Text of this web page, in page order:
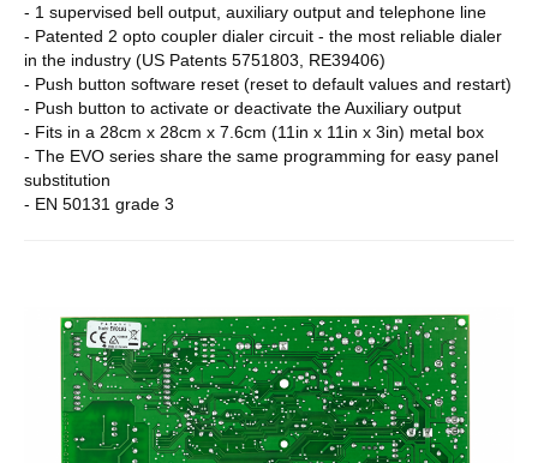
- 1 supervised bell output, auxiliary output and telephone line
- Patented 2 opto coupler dialer circuit - the most reliable dialer
in the industry (US Patents 5751803, RE39406)
- Push button software reset (reset to default values and restart)
- Push button to activate or deactivate the Auxiliary output
- Fits in a 28cm x 28cm x 7.6cm (11in x 11in x 3in) metal box
- The EVO series share the same programming for easy panel
substitution
- EN 50131 grade 3